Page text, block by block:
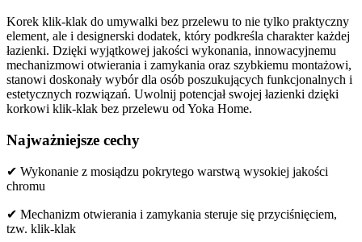
Korek klik-klak do umywalki bez przelewu to nie tylko praktyczny
element, ale i designerski dodatek, który podkreśla charakter każdej
łazienki. Dzięki wyjątkowej jakości wykonania, innowacyjnemu
mechanizmowi otwierania i zamykania oraz szybkiemu montażowi,
stanowi doskonały wybór dla osób poszukujących funkcjonalnych i
estetycznych rozwiązań. Uwolnij potencjał swojej łazienki dzięki
korkowi klik-klak bez przelewu od Yoka Home.
Najważniejsze cechy
✔ Wykonanie z mosiądzu pokrytego warstwą wysokiej jakości
chromu
✔ Mechanizm otwierania i zamykania steruje się przyciśnięciem,
tzw. klik-klak